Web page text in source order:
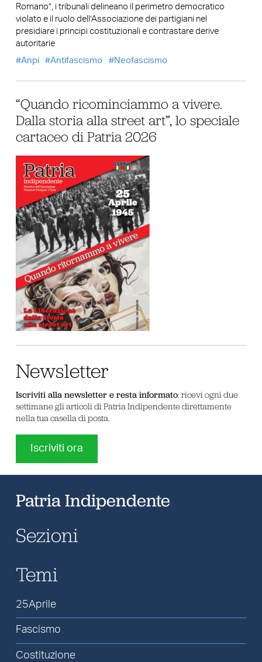
Romano”, i tribunali delineano il perimetro democratico
violato e il ruolo dell’Associazione dei partigiani nel
presidiare i principi costituzionali e contrastare derive
autoritarie
Anpi
Antifascismo Neofascismo
“Quando ricominciammo a vivere.
Dalla storia alla street art”, lo speciale
cartaceo di Patria 2026
Newsletter
Iscriviti alla newsletter e resta informato: ricevi ogni due
settimane gli articoli di Patria Indipendente direttamente
nella tua casella di posta.
Iscriviti ora
Patria Indipendente
Sezioni
Temi
25Aprile
Fascismo
Costituzione